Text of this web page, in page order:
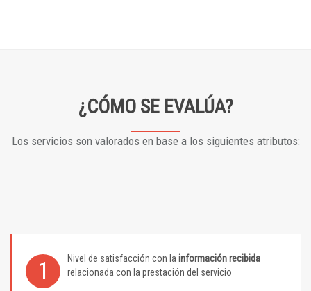
¿CÓMO SE EVALÚA?
Los servicios son valorados en base a los siguientes atributos:
1 Nivel de satisfacción con la información recibida
relacionada con la prestación del servicio